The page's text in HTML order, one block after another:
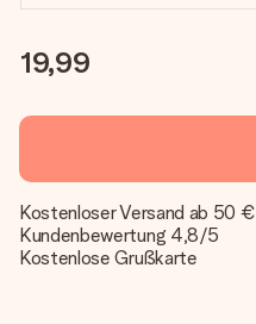
19,99
Kostenloser Versand ab 50 €
Kundenbewertung 4,8/5
Kostenlose Grußkarte